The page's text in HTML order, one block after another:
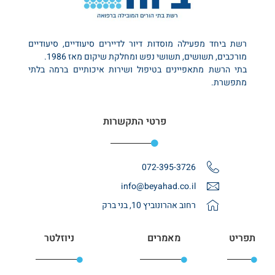
רשת ביחד מפעילה מוסדות דיור לדיירים סיעודיים, סיעודיים
מורכבים, תשושים, תשושי נפש ומחלקת שיקום מאז 1986.
בתי הרשת מתאפיינים בטיפול ושירות איכותיים ברמה בלתי
מתפשרת.
פרטי התקשרות
072-395-3726
info@beyahad.co.il
רחוב אהרונוביץ 10, בני ברק
תפריט מאמרים ניוזלטר